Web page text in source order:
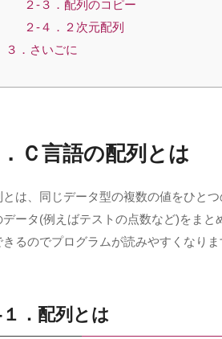
２-３．配列のコピー
２-４．２次元配列
３．さいごに
Ｃ言語の配列とは
とは、同じデータ型の複数の値をひと
ータ (例えばテストの点数など)をまと
きるのでプログラムが読みやすくなりま
１．配列とは